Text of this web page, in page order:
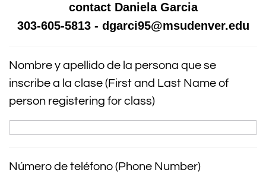
contact Daniela Garcia
303-605-5813 - dgarci95@msudenver.edu
Nombre y apellido de la persona que se
inscribe a la clase (First and Last Name of
person registering for class)
Número de teléfono (Phone Number)